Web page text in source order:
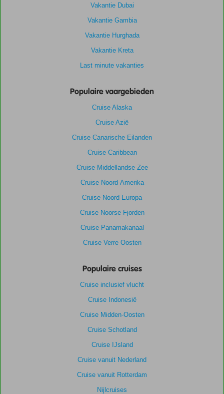
Vakantie Dubai
Vakantie Gambia
Vakantie Hurghada
Vakantie Kreta
Last minute vakanties
Populaire vaargebieden
Cruise Alaska
Cruise Azië
Cruise Canarische Eilanden
Cruise Caribbean
Cruise Middellandse Zee
Cruise Noord-Amerika
Cruise Noord-Europa
Cruise Noorse Fjorden
Cruise Panamakanaal
Cruise Verre Oosten
Populaire cruises
Cruise inclusief vlucht
Cruise Indonesië
Cruise Midden-Oosten
Cruise Schotland
Cruise IJsland
Cruise vanuit Nederland
Cruise vanuit Rotterdam
Nijlcruises